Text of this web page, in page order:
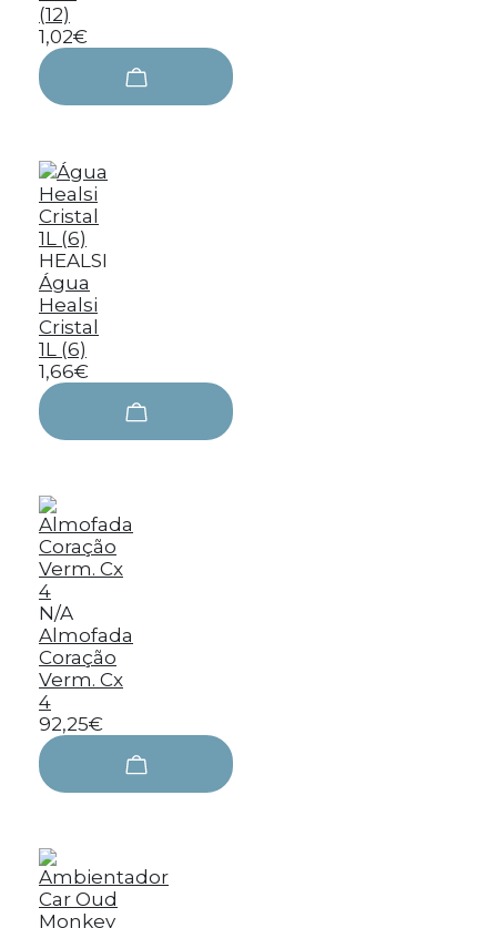
(12)
1,02€
HEALSI
Água
Healsi
Cristal
1L (6)
1,66€
N/A
Almofada
Coração
Verm. Cx
4
92,25€